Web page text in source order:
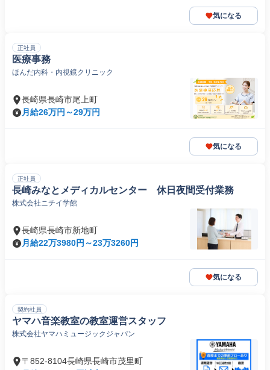
気になる
正社員
医療事務
ほんだ内科・内視鏡クリニック
長崎県長崎市尾上町
月給26万円～29万円
気になる
正社員
長崎みなとメディカルセンター 休日夜間受付業務
株式会社ニチイ学館
長崎県長崎市新地町
月給22万3980円～23万3260円
気になる
契約社員
ヤマハ音楽教室の教室運営スタッフ
株式会社ヤマハミュージックジャパン
〒852-8104長崎県長崎市茂里町